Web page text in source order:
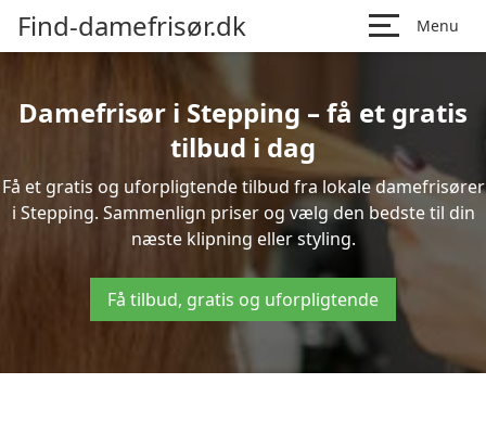
Find-damefrisør.dk Menu
Damefrisør i Stepping – få et gratis
tilbud i dag
Få et gratis og uforpligtende tilbud fra lokale damefrisører
i Stepping. Sammenlign priser og vælg den bedste til din
næste klipning eller styling.
Få tilbud, gratis og uforpligtende